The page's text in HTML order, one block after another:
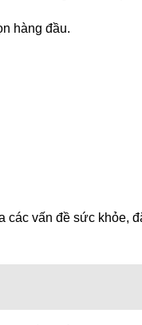
hàng đầu.
các vấn đề sức khỏe,